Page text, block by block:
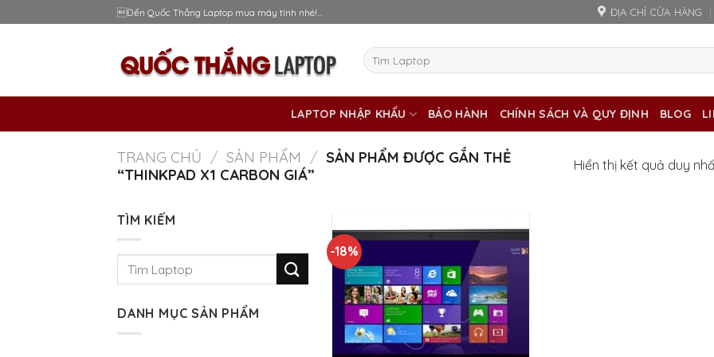
to
Đến Quốc Thắng Laptop mua máy tính nhé!... ĐỊA CHỈ CỬA HÀNG
Tìm
kiếm:
LAPTOP NHẬP KHẨU BẢO HÀNH CHÍNH SÁCH VÀ QUY ĐỊNH BLOG
TRANG CHỦ / SẢN PHẨM / SẢN PHẨM ĐƯỢC GẮN THẺ
“THINKPAD X1 CARBON GIÁ”
Hiển thị kết quả duy
TÌM KIẾM
DANH MỤC SẢN PHẨM
-18%